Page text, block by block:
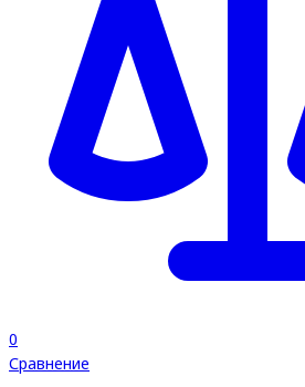
0
Сравнение